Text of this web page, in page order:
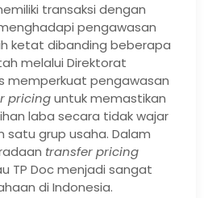
transaksi dengan
pengawasan
ketat dibanding beberapa
melalui Direktorat
memperkuat pengawasan
pricinguntuk memastikan
laba secara tidak wajar
grup usaha. Dalam
transfer pricing
TP Doc menjadi sangat
di Indonesia.